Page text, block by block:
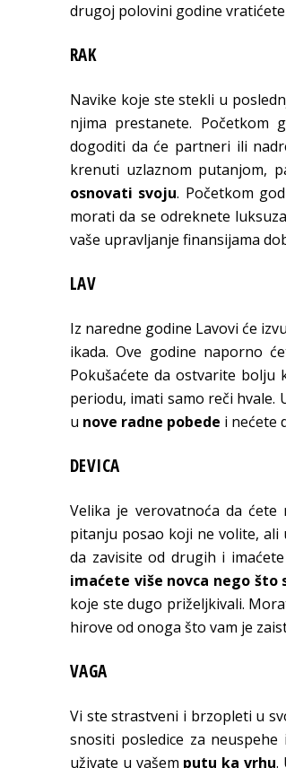
drugoj polovini godine
RAK
Navike koje ste stekli u
njima prestanete. Početkom
dogoditi da će partneri ili
krenuti uzlaznom putanjom,
osnovati svoju. Početkom
morati da se odreknete
vaše upravljanje finansijama
LAV
Iz naredne godine Lavovi će
ikada. Ove godine naporno
Pokušaćete da ostvarite bolju
periodu, imati samo reči hvale.
u nove radne pobede i nećete
DEVICA
Velika je verovatnoća da
pitanju posao koji ne volite,
da zavisite od drugih i
imaćete više novca nego
koje ste dugo priželjkivali.
hirove od onoga što vam je
VAGA
Vi ste strastveni i brzopleti u
snositi posledice za
uživate u vašem putu ka vrhu.